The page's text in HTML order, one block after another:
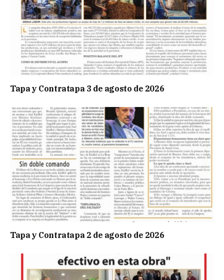
Tapa y Contratapa 3 de agosto de 2026
Tapa y Contratapa 2 de agosto de 2026